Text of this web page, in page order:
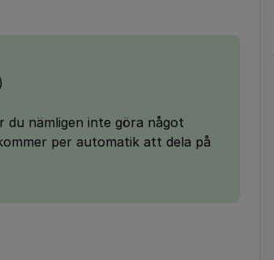
du nämligen inte göra något
per automatik att dela på